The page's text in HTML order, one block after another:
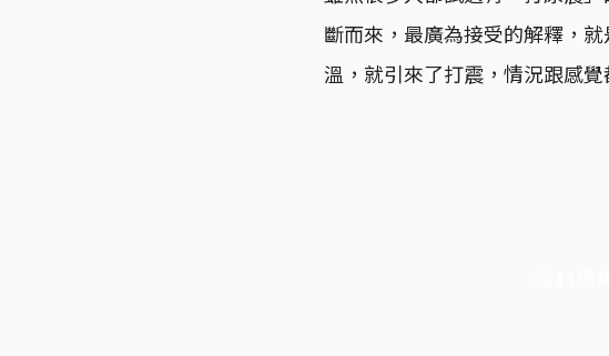
斷而來，最廣為接受的解釋，
溫，就引來了打震，情況跟感覺